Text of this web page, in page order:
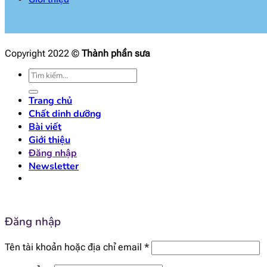
Copyright 2022 © Thành phần sưa
Tìm
kiếm:
Trang chủ
Chất dinh dưỡng
Bài viết
Giới thiệu
Đăng nhập
Newsletter
Đăng nhập
Tên tài khoản hoặc địa chỉ email *Bắt
buộc